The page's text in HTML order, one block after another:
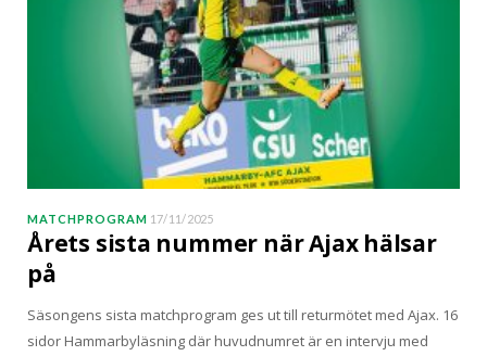
MATCHPROGRAM 17/11/2025
Årets sista nummer när Ajax hälsar
på
Säsongens sista matchprogram ges ut till returmötet med Ajax. 16
sidor Hammarbyläsning där huvudnumret är en intervju med